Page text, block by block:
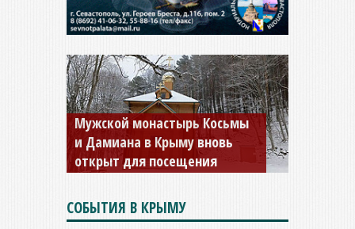
Мужской монастырь Косьмы
и Дамиана в Крыму вновь
открыт для посещения
СОБЫТИЯ В КРЫМУ